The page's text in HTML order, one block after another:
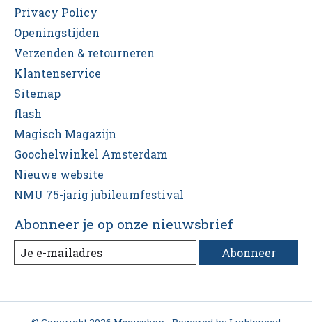
Privacy Policy
Openingstijden
Verzenden & retourneren
Klantenservice
Sitemap
flash
Magisch Magazijn
Goochelwinkel Amsterdam
Nieuwe website
NMU 75-jarig jubileumfestival
Abonneer je op onze nieuwsbrief
Abonneer